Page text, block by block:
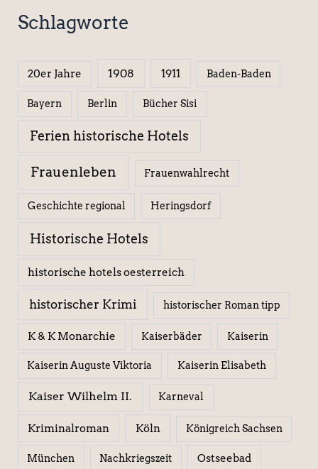
Schlagworte
20er Jahre 1908 1911 Baden-Baden
Bayern Berlin Bücher Sisi
Ferien historische Hotels
Frauenleben Frauenwahlrecht
Geschichte regional Heringsdorf
Historische Hotels
historische hotels oesterreich
historischer Krimi historischer Roman tipp
K & K Monarchie Kaiserbäder Kaiserin
Kaiserin Auguste Viktoria Kaiserin Elisabeth
Kaiser Wilhelm II. Karneval
Kriminalroman Köln Königreich Sachsen
München Nachkriegszeit Ostseebad